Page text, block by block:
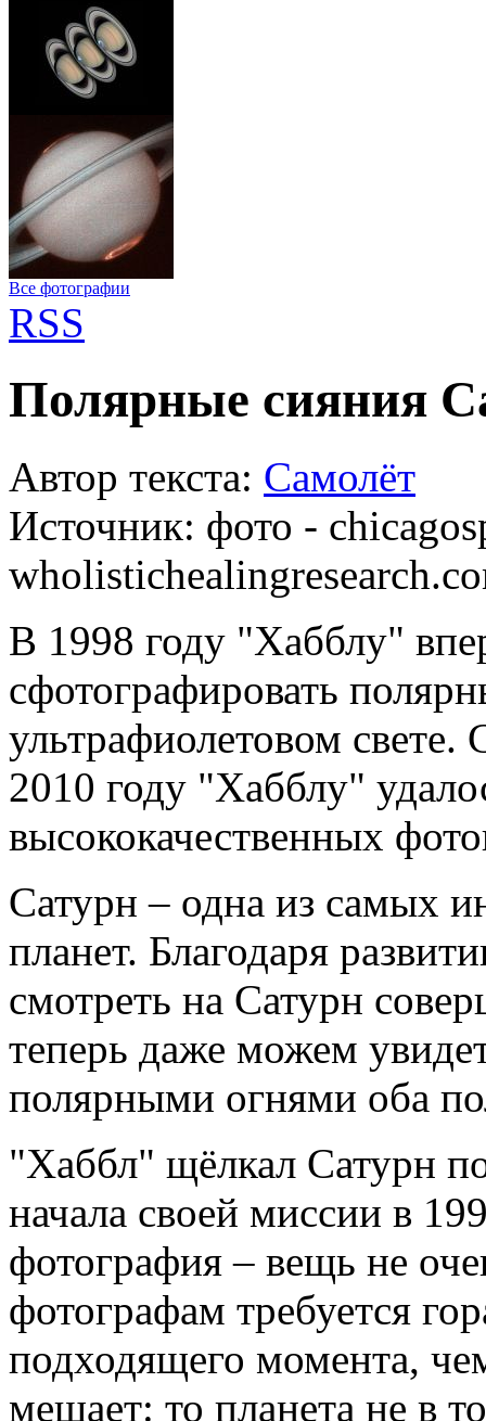
Все фотографии
RSS
Полярные сияния
Автор текста: Самолёт
Источник: фото -
В 1998 году "Хабблу"
сфотографировать
ультрафиолетовом
2010 году "Хабблу"
высококачественных
Сатурн – одна из самых
планет. Благодаря
смотреть на Сатурн
теперь даже можем
полярными огнями оба
"Хаббл" щёлкал Сатурн
начала своей миссии в
фотография – вещь не
фотографам требуется
подходящего момента,
мешает: то планета не в